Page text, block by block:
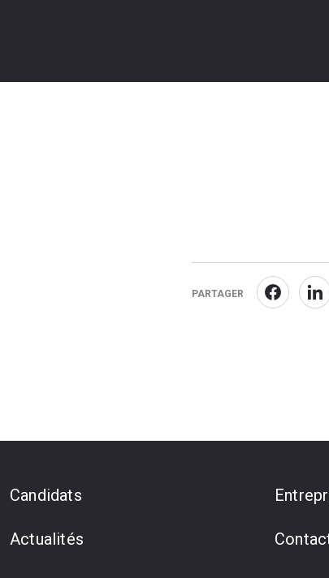
PARTAGER
Candidats
Actualités